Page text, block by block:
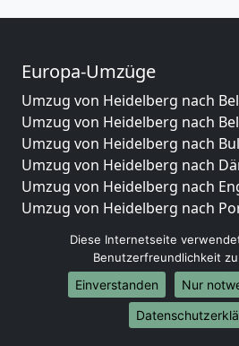
Europa-Umzüge
Umzug von Heidelberg nach
Umzug von Heidelberg nach
Umzug von Heidelberg nach
Umzug von Heidelberg nach
Umzug von Heidelberg nach
Umzug von Heidelberg nach
und Herzegowina
Umzug von Heidelberg nach
Umzug von Heidelberg nach
Umzug von Heidelberg nach
Diese Internetseite
Benutzerfreundlichkeit
Einverstanden
Nur